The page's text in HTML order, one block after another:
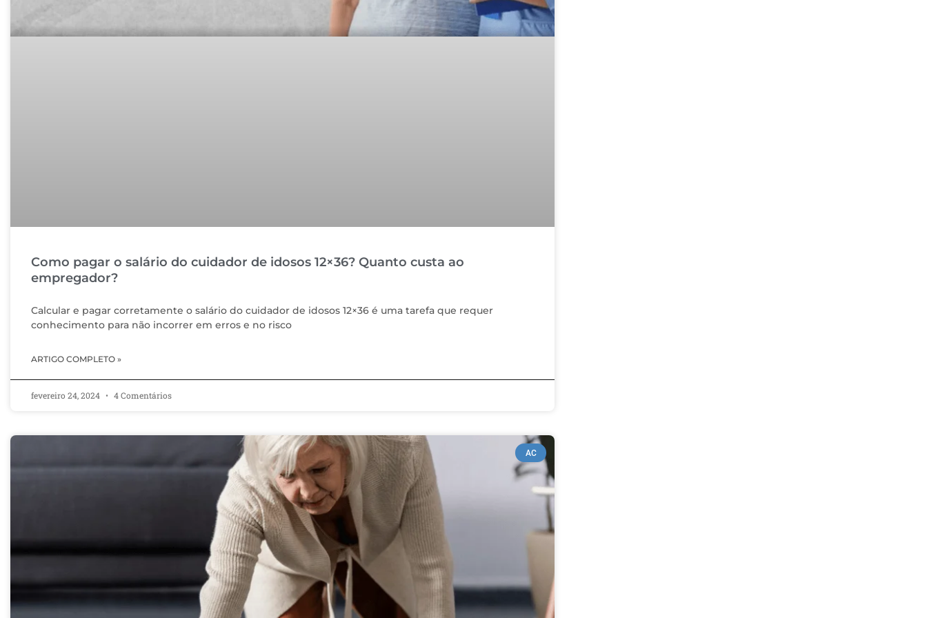
Como pagar o salário do cuidador de idosos 12×36? Quanto custa ao
empregador?
Calcular e pagar corretamente o salário do cuidador de idosos 12×36 é uma tarefa que requer
conhecimento para não incorrer em erros e no risco
ARTIGO COMPLETO »
fevereiro 24, 2024 4 Comentários
AC